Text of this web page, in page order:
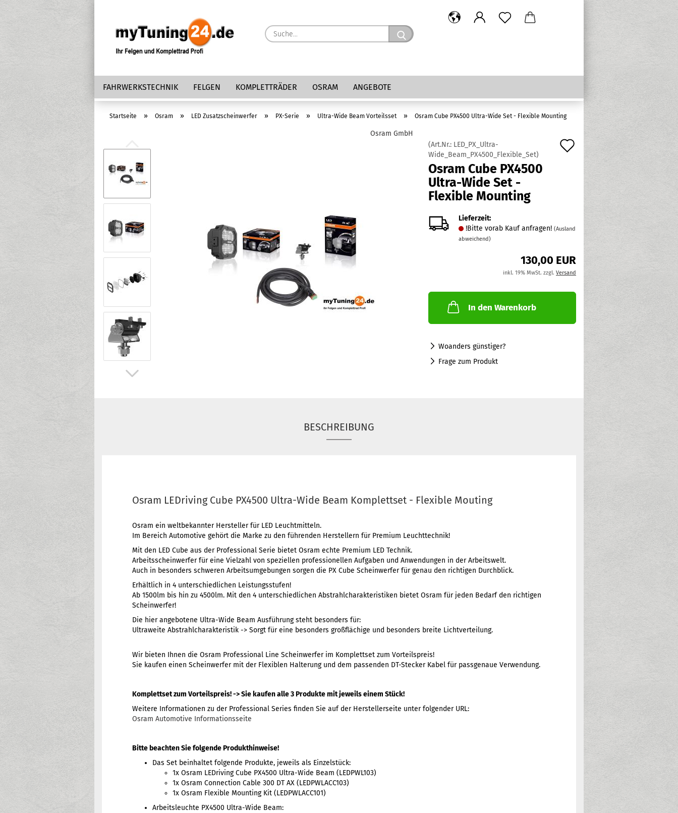
Suche...
FAHRWERKSTECHNIK FELGEN KOMPLETTRÄDER OSRAM ANGEBOTE
Startseite » Osram » LED Zusatzscheinwerfer » PX-Serie » Ultra-Wide Beam Vorteilsset » Osram Cube PX4500 Ultra-Wide Set - Flexible Mounting
Osram GmbH
(Art.Nr.: LED_PX_Ultra-
Wide_Beam_PX4500_Flexible_Set)
Merkzettel
Osram Cube PX4500
Ultra-Wide Set -
Flexible Mounting
Lieferzeit:
!Bitte vorab Kauf anfragen! (Ausland
abweichend)
130,00 EUR
inkl. 19% MwSt. zzgl. Versand
In den Warenkorb
Woanders günstiger?
Frage zum Produkt
BESCHREIBUNG
Osram LEDriving Cube PX4500 Ultra-Wide Beam Komplettset - Flexible Mouting
Osram ein weltbekannter Hersteller für LED Leuchtmitteln.
Im Bereich Automotive gehört die Marke zu den führenden Herstellern für Premium Leuchttechnik!
Mit den LED Cube aus der Professional Serie bietet Osram echte Premium LED Technik.
Arbeitsscheinwerfer für eine Vielzahl von speziellen professionellen Aufgaben und Anwendungen in der Arbeitswelt.
Auch in besonders schweren Arbeitsumgebungen sorgen die PX Cube Scheinwerfer für genau den richtigen Durchblick.
Erhältlich in 4 unterschiedlichen Leistungsstufen!
Ab 1500lm bis hin zu 4500lm. Mit den 4 unterschiedlichen Abstrahlcharakteristiken bietet Osram für jeden Bedarf den richtigen
Scheinwerfer!
Die hier angebotene Ultra-Wide Beam Ausführung steht besonders für:
Ultraweite Abstrahlcharakteristik -> Sorgt für eine besonders großflächige und besonders breite Lichtverteilung.
Wir bieten Ihnen die Osram Professional Line Scheinwerfer im Komplettset zum Vorteilspreis!
Sie kaufen einen Scheinwerfer mit der Flexiblen Halterung und dem passenden DT-Stecker Kabel für passgenaue Verwendung.
Komplettset zum Vorteilspreis! -> Sie kaufen alle 3 Produkte mit jeweils einem Stück!
Weitere Informationen zu der Professional Series finden Sie auf der Herstellerseite unter folgender URL:
Osram Automotive Informationsseite
Bitte beachten Sie folgende Produkthinweise!
Das Set beinhaltet folgende Produkte, jeweils als Einzelstück:
1x Osram LEDriving Cube PX4500 Ultra-Wide Beam (LEDPWL103)
1x Osram Connection Cable 300 DT AX (LEDPWLACC103)
1x Osram Flexible Mounting Kit (LEDPWLACC101)
Arbeitsleuchte PX4500 Ultra-Wide Beam: